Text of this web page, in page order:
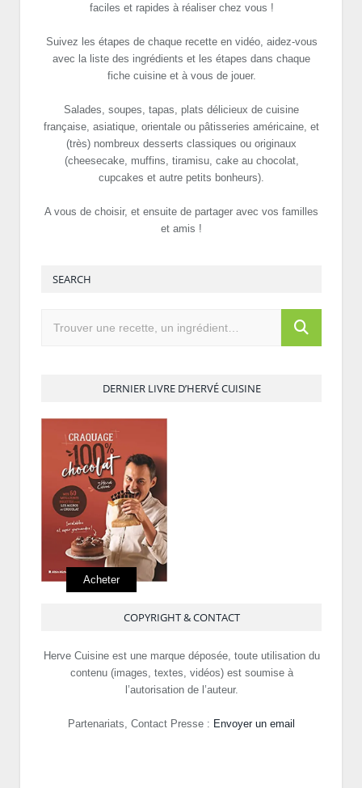
faciles et rapides à réaliser chez vous !
Suivez les étapes de chaque recette en vidéo, aidez-vous
avec la liste des ingrédients et les étapes dans chaque
fiche cuisine et à vous de jouer.
Salades, soupes, tapas, plats délicieux de cuisine
française, asiatique, orientale ou pâtisseries américaine, et
(très) nombreux desserts classiques ou originaux
(cheesecake, muffins, tiramisu, cake au chocolat,
cupcakes et autre petits bonheurs).
A vous de choisir, et ensuite de partager avec vos familles
et amis !
SEARCH
DERNIER LIVRE D’HERVÉ CUISINE
Acheter
COPYRIGHT & CONTACT
Herve Cuisine est une marque déposée, toute utilisation du
contenu (images, textes, vidéos) est soumise à
l’autorisation de l’auteur.
Partenariats, Contact Presse : Envoyer un email